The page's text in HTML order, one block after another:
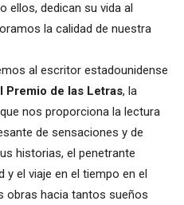
ellos, dedican su vida al
la calidad de nuestra
al escritor estadounidense
Premio de las Letras, la
nos proporciona la lectura
de sensaciones y de
historias, el penetrante
y el viaje en el tiempo en el
obras hacia tantos sueños